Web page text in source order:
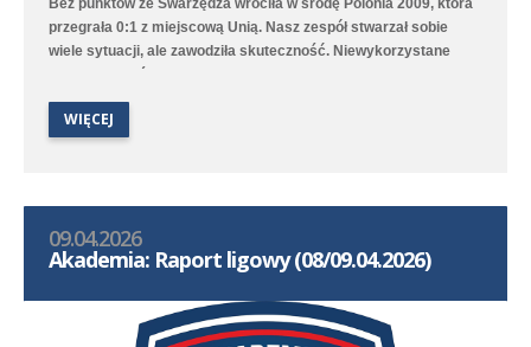
przegrała 0:1 z miejscową Unią. Nasz zespół stwarzał sobie
wiele sytuacji, ale zawodziła skuteczność. Niewykorzystane
sytuacje zemściły się w doliczonym czasie gry, kiedy to
rożnego.
WIĘCEJ
09.04.2026
Akademia: Raport ligowy (08/09.04.2026)